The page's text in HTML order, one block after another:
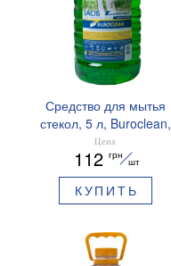
Средство для мытья
стекол, 5 л, Buroclean,
1070060
Цена
112 грн
шт
КУПИТЬ